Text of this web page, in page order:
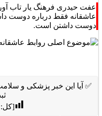
عفت حیدری فرهنگ یار تاب
عاشقانه فقط درباره دوست
دوست داشتن است.
✅ آیا این خبر پزشکی و